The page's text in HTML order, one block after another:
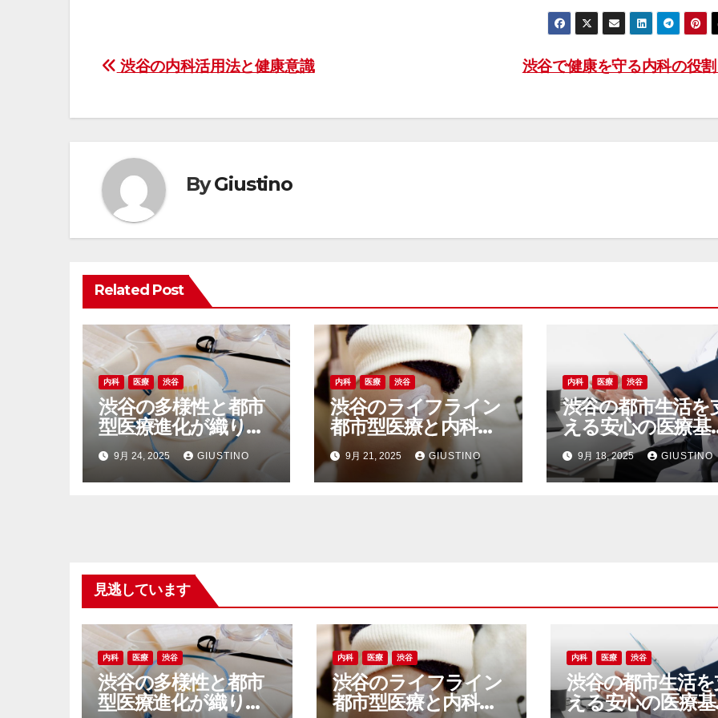
投
ビ
ゲ
ー
シ
ョ
ン
渋谷で健康を守る内科の役
渋谷の内科活用法と健康意識
ByGiustino
Related Post
内科 医療 渋谷
渋谷の多様性と都市
型医療進化が織りな
す安心の内科ネット
ワーク
9月 24, 2025 GIUSTINO
内科 医療 渋谷
渋谷のライフライン
都市型医療と内科病
院が支える安心と活
気の裏側
9月 21, 2025 GIUSTINO
内科 医療 渋谷
渋谷の都市生活を
える安心の医療基
とアクセスしや
内科の魅力
9月 18, 2025 GIUSTINO
見逃しています
内科 医療 渋谷
渋谷の多様性と都市
型医療進化が織りな
内科 医療 渋谷
渋谷のライフライン
都市型医療と内科病
内科 医療 渋谷
渋谷の都市生活
える安心の医療